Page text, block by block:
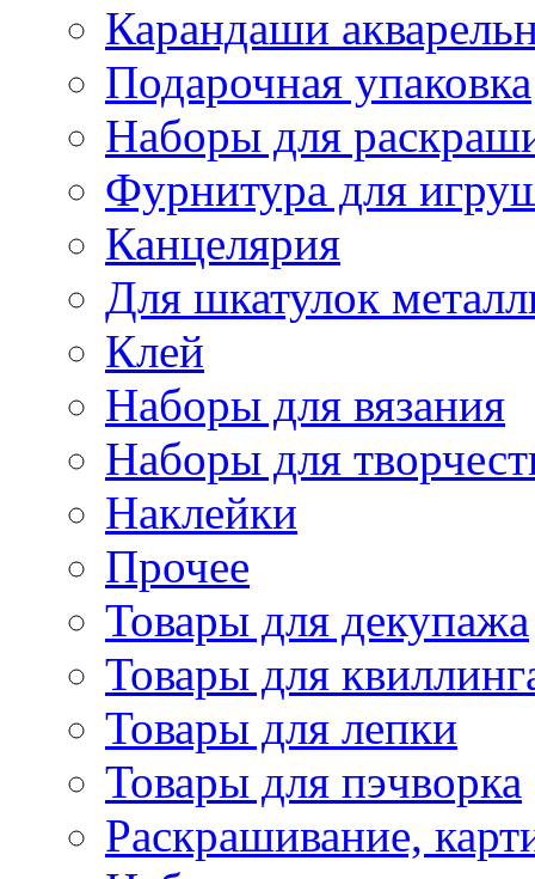
Карандаши
Подарочная упаковка
Наборы для
Фурнитура для
Канцелярия
Для шкатулок
Клей
Наборы для вязания
Наборы для
Наклейки
Прочее
Товары для декупажа
Товары для
Товары для лепки
Товары для пэчворка
Раскрашивание,